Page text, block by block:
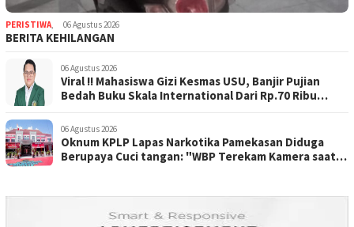
PERISTIWA, 06 Agustus 2026
BERITA KEHILANGAN
06 Agustus 2026
Viral !! Mahasiswa Gizi Kesmas USU, Banjir Pujian
Bedah Buku Skala International Dari Rp.70 Ribu
06 Agustus 2026
Oknum KPLP Lapas Narkotika Pamekasan Diduga
Berupaya Cuci tangan: "WBP Terekam Kamera saat